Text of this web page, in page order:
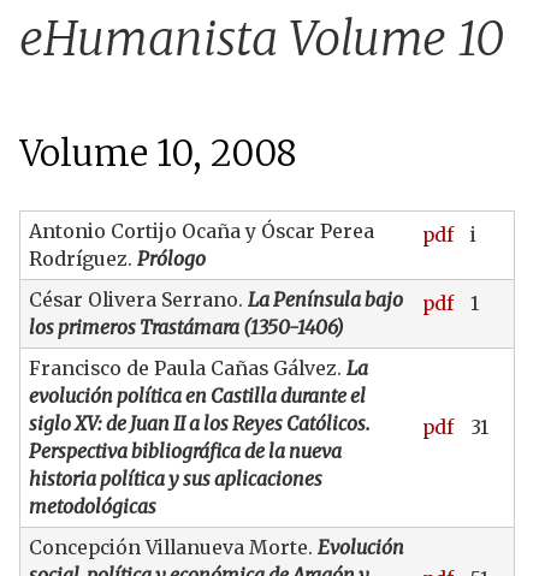
u
eHumanista Volume 10
Volume 10, 2008
Antonio Cortijo Ocaña y Óscar Perea
Rodríguez. Prólogo
pdf i
César Olivera Serrano. La Península bajo
los primeros Trastámara (1350-1406)
pdf 1
Francisco de Paula Cañas Gálvez. La
evolución política en Castilla durante el
siglo XV: de Juan II a los Reyes Católicos.
Perspectiva bibliográfica de la nueva
historia política y sus aplicaciones
metodológicas
pdf 31
Concepción Villanueva Morte. Evolución